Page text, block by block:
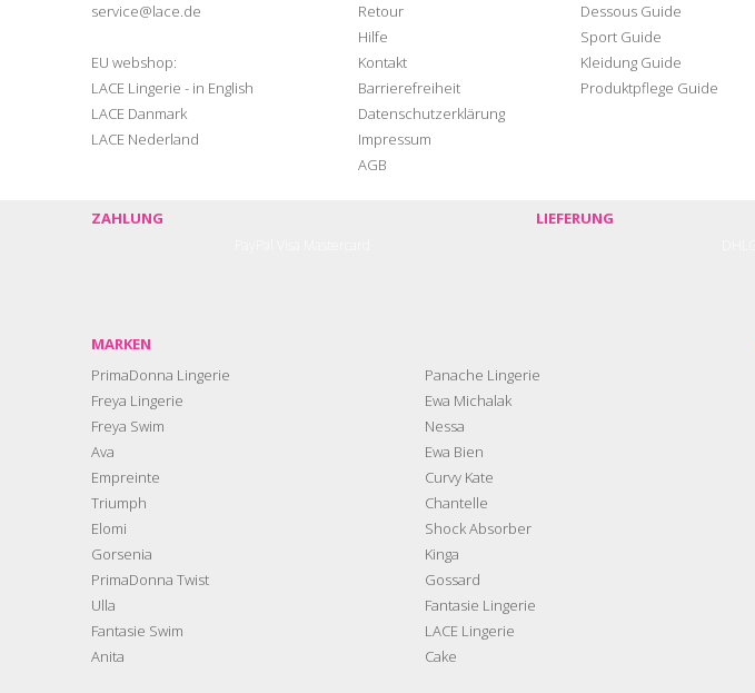
service@lace.de
EU webshop:
LACE Lingerie - in English
LACE Danmark
LACE Nederland
Retour
Hilfe
Kontakt
Barrierefreiheit
Datenschutzerklärung
Impressum
AGB
Dessous Guide
Sport Guide
Kleidung Guide
Produktpflege Guide
ZAHLUNG LIEFERUNG
MARKEN
PrimaDonna Lingerie
Freya Lingerie
Freya Swim
Ava
Empreinte
Triumph
Elomi
Gorsenia
PrimaDonna Twist
Ulla
Fantasie Swim
Anita
Panache Lingerie
Ewa Michalak
Nessa
Ewa Bien
Curvy Kate
Chantelle
Shock Absorber
Kinga
Gossard
Fantasie Lingerie
LACE Lingerie
Cake